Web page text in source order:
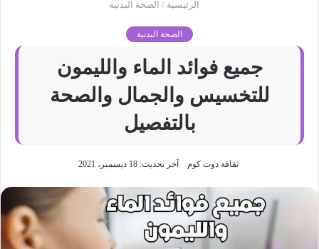
الرئيسية / الصحة البدنية
الصحة البدنية
جميع فوائد الماء والليمون
للتخسيس والجمال والصحة
بالتفصيل
ثقافة دوت كوم آخر تحديث: 18 ديسمبر، 2021